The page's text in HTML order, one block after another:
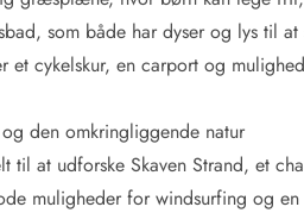
som både har dyser og lys til
et cykelskur, en carport og
den omkringliggende natur
til at udforske Skaven Strand, et
muligheder for windsurfing og